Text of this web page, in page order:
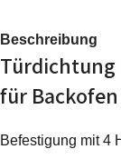
Beschreibung
Türdichtung
für
Befestigung mit 4